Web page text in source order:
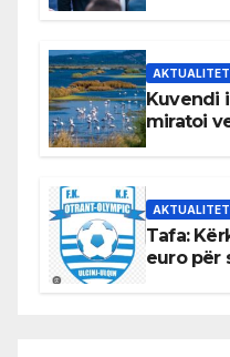
AKTUALITET
Kuvendi
miratoi
AKTUALITET
Tafa:
euro për